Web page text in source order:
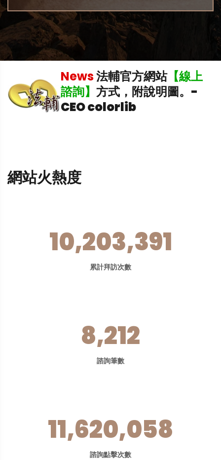
News法輔官方網站【線上
諮詢】 方式，附說明圖。 -
CEO colorlib
網站火熱度
10,203,391
累計拜訪次數
8,212
諮詢筆數
11,620,058
諮詢點擊次數